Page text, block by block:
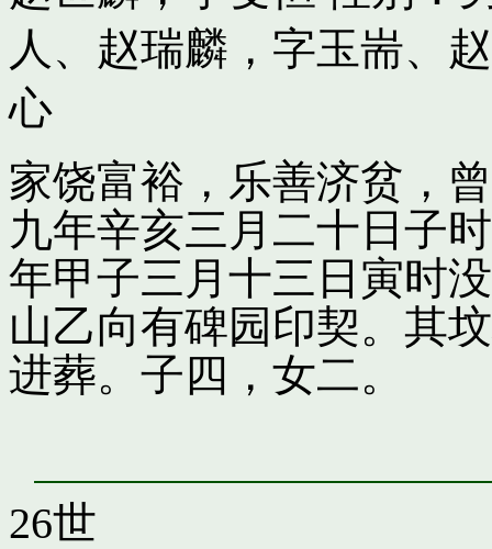
人 、 赵瑞麟，字玉耑、
心
家饶富裕，乐善济贫，
九年辛亥三月二十日子
年甲子三月十三日寅时
山乙向有碑园印契。其
进葬。子四，女二。
26世